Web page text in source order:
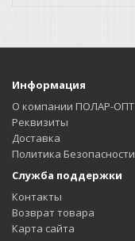
Информация
О компании ПОЛАР-ОПТ
Реквизиты
Доставка
Политика Безопасности
Служба поддержки
Контакты
Возврат товара
Карта сайта